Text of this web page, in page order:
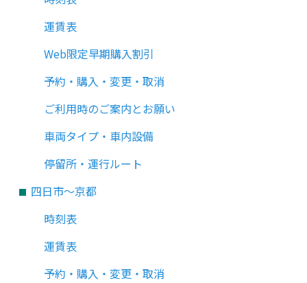
運賃表
Web限定早期購入割引
予約・購入・変更・取消
ご利用時のご案内とお願い
車両タイプ・車内設備
停留所・運行ルート
四日市～京都
時刻表
運賃表
予約・購入・変更・取消